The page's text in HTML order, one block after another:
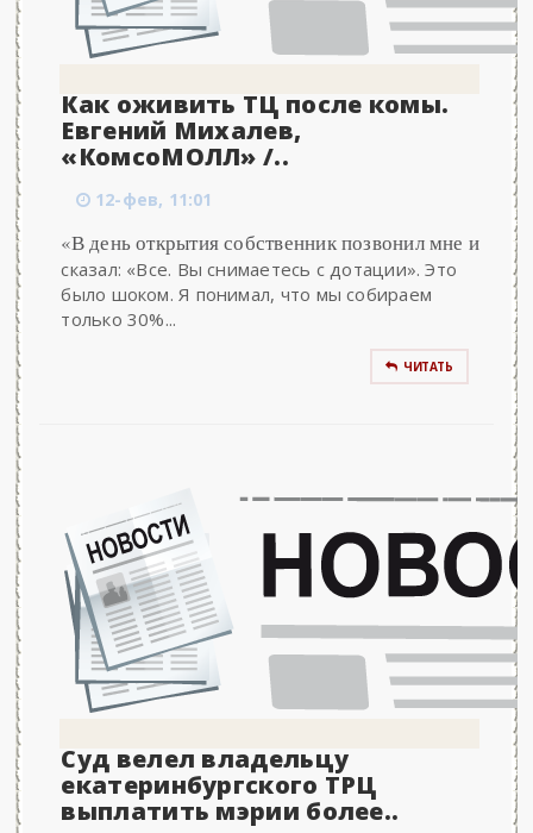
Как оживить ТЦ после комы.
Евгений Михалев,
«КомсоМОЛЛ» /..
12-фев, 11:01
«В день открытия собственник позвонил мне и
сказал: «Все. Вы снимаетесь с дотации». Это
было шоком. Я понимал, что мы собираем
только 30%...
ЧИТАТЬ
Суд велел владельцу
екатеринбургского ТРЦ
выплатить мэрии более..